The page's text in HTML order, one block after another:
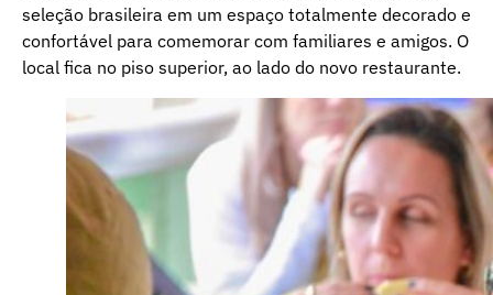
seleção brasileira em um espaço totalmente decorado e
confortável para comemorar com familiares e amigos. O
local fica no piso superior, ao lado do novo restaurante.